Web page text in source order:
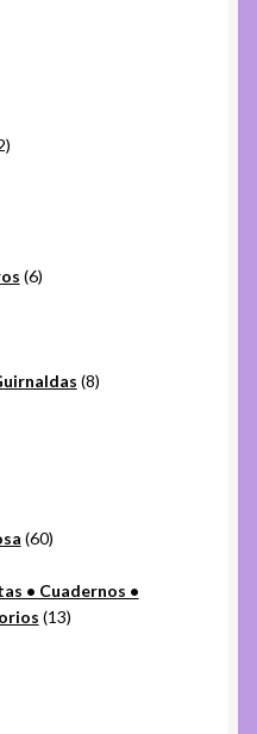
22
66
88
6060
• Cuadernos •
1313